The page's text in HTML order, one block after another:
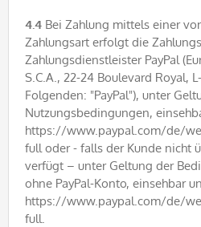
4.4 Bei Zahlung mittels einer
Zahlungsart erfolgt die
Zahlungsdienstleister PayPal
S.C.A., 22-24 Boulevard Royal,
Folgenden: "PayPal"), unter
Nutzungsbedingungen,
https://www.paypal.com/de/
full oder - falls der Kunde nicht
verfügt – unter Geltung der
ohne PayPal-Konto, einsehbar
https://www.paypal.com/de/
full.